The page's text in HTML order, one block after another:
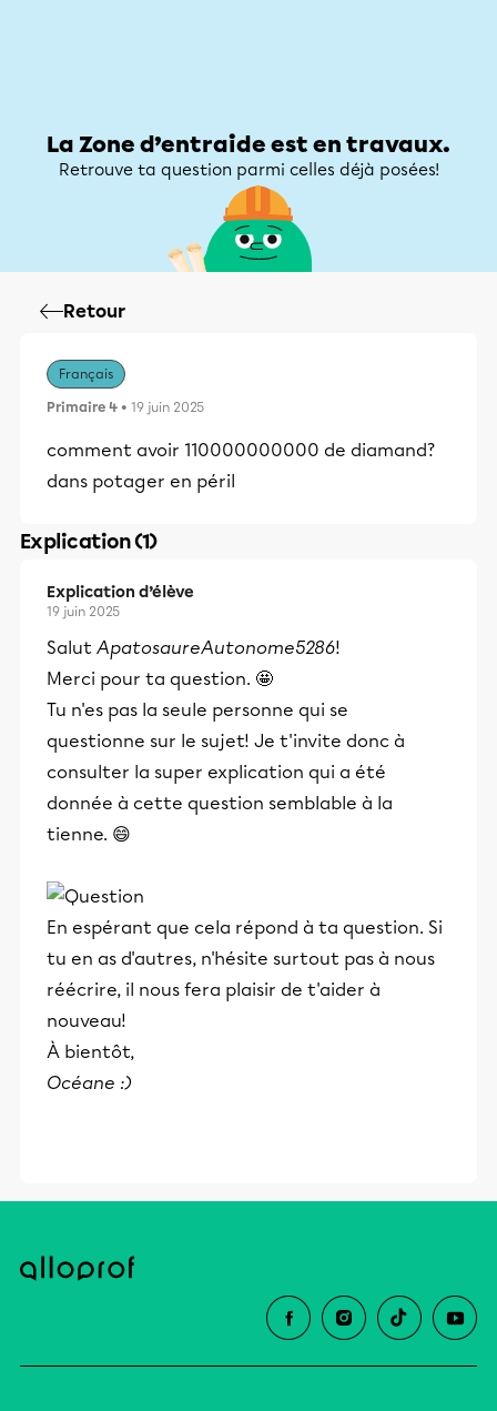
La Zone d’entraide est en travaux.
Retrouve ta question parmi celles déjà posées!
Retour
Français
Primaire 4 • 19 juin 2025
comment avoir 110000000000 de diamand?
dans potager en péril
Explication (1)
Explication d’élève
19 juin 2025
Salut ApatosaureAutonome5286!
Merci pour ta question. 🤩
Tu n'es pas la seule personne qui se
questionne sur le sujet! Je t'invite donc à
consulter la super explication qui a été
donnée à cette question semblable à la
tienne. 😄
En espérant que cela répond à ta question. Si
tu en as d'autres, n'hésite surtout pas à nous
réécrire, il nous fera plaisir de t'aider à
nouveau!
À bientôt,
Océane :)